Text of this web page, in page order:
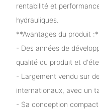
rentabilité et
hydrauliques.
**Avantages du produit
- Des années de
qualité du produit et
- Largement vendu sur
internationaux, avec un
- Sa conception